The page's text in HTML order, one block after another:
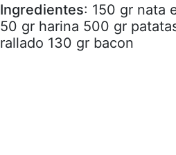
Ingredientes: 150 gr nata
50 gr harina 500 gr
rallado 130 gr bacon